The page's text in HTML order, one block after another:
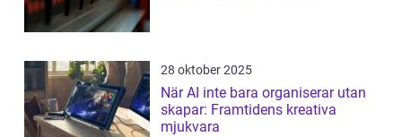
28 oktober 2025
När AI inte bara organiserar utan
skapar: Framtidens kreativa
mjukvara